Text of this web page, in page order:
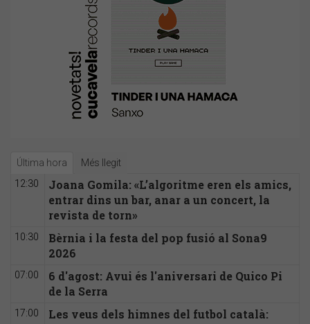
Última hora Més llegit
12:30
Joana Gomila: «L’algoritme eren els amics,
entrar dins un bar, anar a un concert, la
revista de torn»
10:30
Bèrnia i la festa del pop fusió al Sona9
2026
07:00
6 d'agost: Avui és l'aniversari de Quico Pi
de la Serra
17:00
Les veus dels himnes del futbol català: